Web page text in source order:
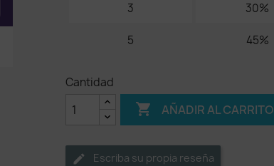
3 30%
5 45%
Cantidad
 AÑADIR AL CARRITO
Escriba su propia reseña